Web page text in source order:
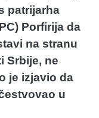
patrijarha
Porfirija da
na stranu
Srbije, ne
je izjavio da
u